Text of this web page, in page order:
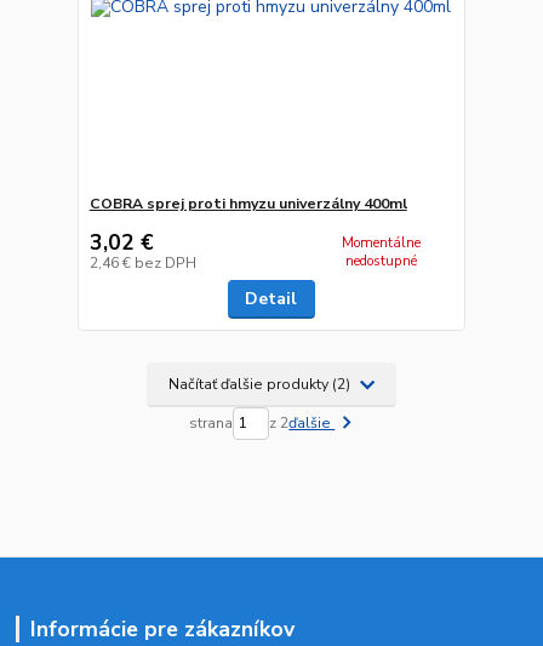
COBRA sprej proti hmyzu univerzálny 400ml
3,02 €
2,46 € bez DPH
Momentálne
nedostupné
Detail
Načítať ďalšie produkty (2)
strana z 2ďalšie
Informácie pre zákazníkov